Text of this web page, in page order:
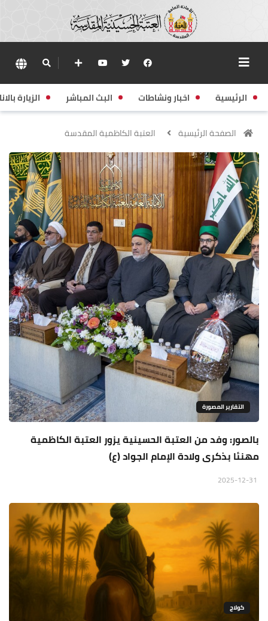
الرئيسية اخبار ونشاطات البث المباشر الزيارة
الصفحة الرئيسية العتبة الكاظمية المقدسة
التقارير المصورة
بالصور: وفد من العتبة الحسينية يزور العتبة الكاظمية
مهنئا بذكرى ولادة الإمام الجواد (ع)
كولاج